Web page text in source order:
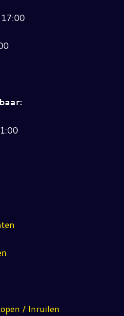
/ Inruilen